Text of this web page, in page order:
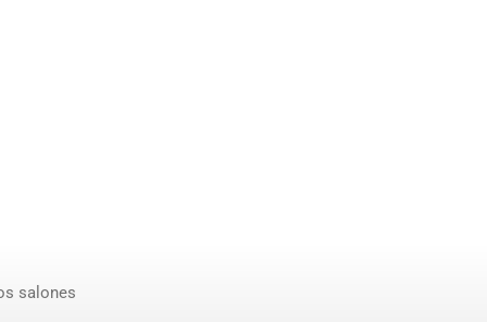
salones